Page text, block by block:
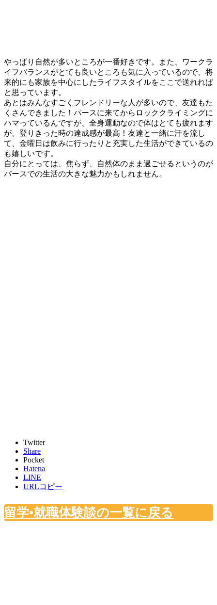
やっぱり自然が多いところが一番好きです。また、ワークラ
イフバランスがとても良いところも気に入っているので、将
来的にも家族を中心にしたライフスタイルをここで送れれば
と思っています。
あとはみんなすごくフレンドリーな人が多いので、友達もた
くさんできました！パースに来てからロッククライミングに
ハマっているんですが、全身運動なので体はとても疲れます
が、登りきった時の達成感が最高！友達と一緒に汗を流し
て、金曜日は飲みに行ったりと充実した生活ができているの
も嬉しいです。
自分にとっては、焦らず、自然体のまま過ごせるというのが
パースでの生活の大きな魅力かもしれません。
Twitter
Share
Pocket
Hatena
LINE
URLコピー
留学•就職体験談の一覧に戻る